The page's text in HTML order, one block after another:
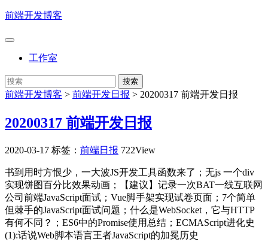
前端开发博客
工作室
前端开发博客 > 前端开发日报 > 20200317 前端开发日报
20200317 前端开发日报
2020-03-17 标签： 前端日报 722View
书到用时方恨少，一大波JS开发工具函数来了；无js 一个div
实现饼图百分比效果动画；【建议】记录一次BAT一线互联网
公司前端JavaScript面试；Vue脚手架实现试卷页面；7个简单
但棘手的JavaScript面试问题；什么是WebSocket，它与HTTP
有何不同？；ES6中的Promise使用总结；ECMAScript进化史
(1):​话说Web脚本语言王者JavaScript的加冕历史